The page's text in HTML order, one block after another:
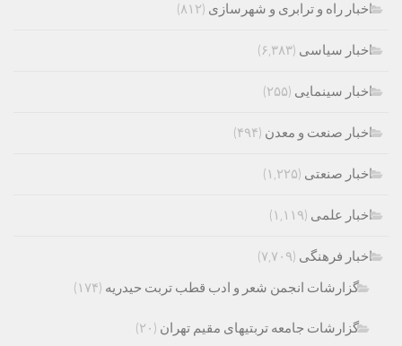
اخبار راه و ترابری و شهرسازی (۸۱۲)
اخبار سیاسی (۶,۳۸۳)
اخبار سینمایی (۲۵۵)
اخبار صنعت و معدن (۴۹۴)
اخبار صنعتی (۱,۲۲۵)
اخبار علمی (۱,۱۱۹)
اخبار فرهنگی (۷,۷۰۹)
گزارشات انجمن شعر و ادب قطب تربت حیدریه (۱۷۴)
گزارشات جامعه تربتیهای مقیم تهران (۲۰)